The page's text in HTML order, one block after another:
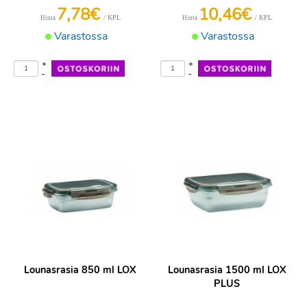
Varastossa
Hinta 7,78€ / KPL
-
+
Varastossa
Hinta 10,46€ / KPL
-
+
Lounasrasia 850 ml LOX
Lounasrasia 1500 ml LOX
PLUS